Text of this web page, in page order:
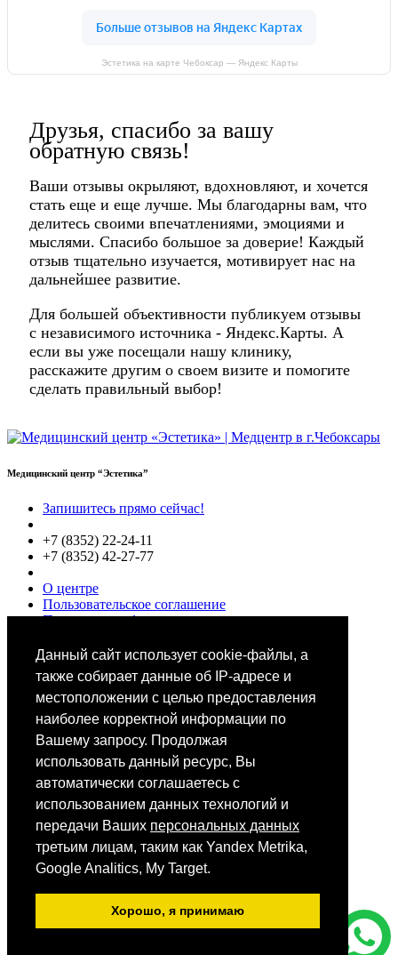
Данный сайт использует cookie-файлы, а
также собирает данные об IP-адресе и
местоположении с целью предоставления
наиболее корректной информации по
Вашему запросу. Продолжая
использовать данный ресурс, Вы
автоматически соглашаетесь с
использованием данных технологий и
передачи Ваших персональных данных
третьим лицам, таким как Yandex Metrika,
Google Analitics, My Target.
Хорошо, я принимаю
Эстетика на карте Чебоксар — Яндекс Карты
Друзья, спасибо за вашу
обратную связь!
Ваши отзывы окрыляют, вдохновляют, и хочется
стать еще и еще лучше. Мы благодарны вам, что
делитесь своими впечатлениями, эмоциями и
мыслями. Спасибо большое за доверие! Каждый
отзыв тщательно изучается, мотивирует нас на
дальнейшее развитие.
Для большей объективности публикуем отзывы
с независимого источника - Яндекс.Карты. А
если вы уже посещали нашу клинику,
расскажите другим о своем визите и помогите
сделать правильный выбор!
Медицинский центр “Эстетика”
Запишитесь прямо сейчас!
+7 (8352) 22-24-11
+7 (8352) 42-27-77
О центре
Пользовательское соглашение
Политики конфиденциальности
Специалисты
Выбор звезд
Мобильное приложение
Android iOS
App Store
Все фотографии размещены на сайте на основании ст.152.1.